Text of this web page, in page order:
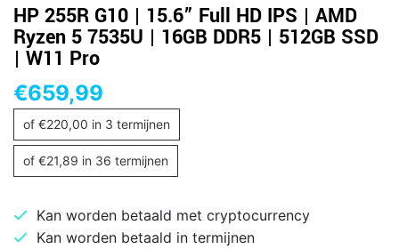
HP 255R G10 | 15.6” Full HD IPS | AMD
Ryzen 5 7535U | 16GB DDR5 | 512GB SSD
| W11 Pro
€659,99
of €220,00 in 3 termijnen
of €21,89 in 36 termijnen
Kan worden betaald met cryptocurrency
Kan worden betaald in termijnen